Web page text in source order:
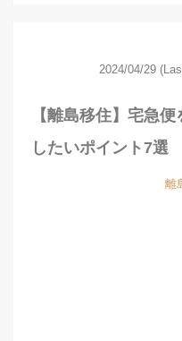
2024/04/29
【離島移住】宅急
したいポイント7選
離